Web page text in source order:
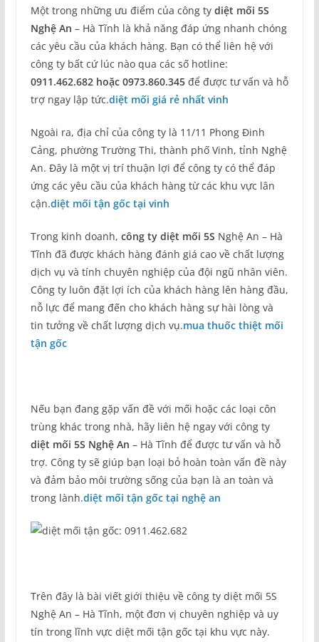
Một trong những ưu điểm của công tydiệt mối 5S
Nghệ An – Hà Tĩnh là khả năng đáp ứng nhanh chóng
các yêu cầu của khách hàng. Bạn có thể liên hệ với
công ty bất cứ lúc nào qua các số hotline:
0911.462.682 hoặc 0973.860.345để được tư vấn và hỗ
trợ ngay lập tức.diệt mối giá rẻ nhất vinh
Ngoài ra, địa chỉ của công ty là 11/11 Phong Đinh
Cảng, phường Trường Thi, thành phố Vinh, tỉnh Nghệ
An. Đây là một vị trí thuận lợi để công ty có thể đáp
ứng các yêu cầu của khách hàng từ các khu vực lân
cận.diệt mối tận gốc tại vinh
Trong kinh doanh, công ty diệt mối 5S Nghệ An – Hà
Tĩnh đã được khách hàng đánh giá cao về chất lượng
dịch vụ và tính chuyên nghiệp của đội ngũ nhân viên.
Công ty luôn đặt lợi ích của khách hàng lên hàng đầu,
nỗ lực để mang đến cho khách hàng sự hài lòng và
tin tưởng về chất lượng dịch vụ.mua thuốc thiệt mối
tận gốc
Nếu bạn đang gặp vấn đề với mối hoặc các loại côn
trùng khác trong nhà, hãy liên hệ ngay với công ty
diệt mối 5S Nghệ An – Hà Tĩnh để được tư vấn và hỗ
trợ. Công ty sẽ giúp bạn loại bỏ hoàn toàn vấn đề này
và đảm bảo môi trường sống của bạn là an toàn và
trong lành.diệt mối tận gốc tại nghệ an
Trên đây là bài viết giới thiệu về công ty diệt mối 5S
Nghệ An – Hà Tĩnh, một đơn vị chuyên nghiệp và uy
tín trong lĩnh vực diệt mối tận gốc tại khu vực này.